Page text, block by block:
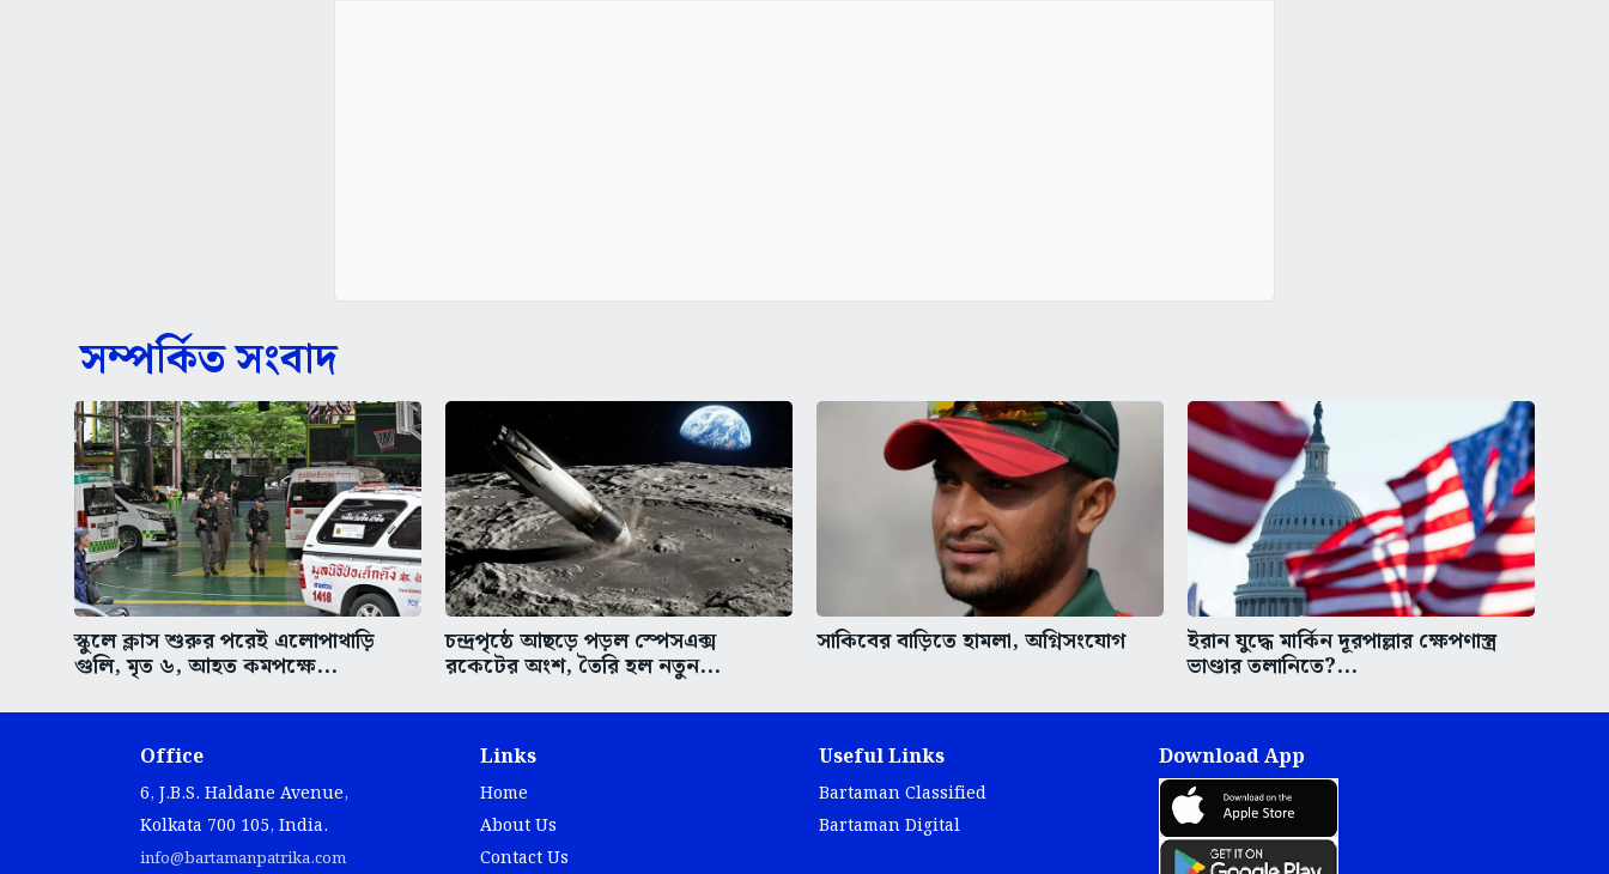
সম্পর্কিত সংবাদ
স্কুলে ক্লাস শুরুর পরেই এলোপাথাড়ি
গুলি, মৃত ৬, আহত কমপক্ষে...
চন্দ্রপৃষ্ঠে আছড়ে পড়ল স্পেসএক্স
রকেটের অংশ, তৈরি হল নতুন...
সাকিবের বাড়িতে হামলা, অগ্নিসংযোগ ইরান যুদ্ধে মার্কিন দূরপাল্লার ক্ষেপণাস্ত্র
ভাণ্ডার তলানিতে?...
Office
6, J.B.S. Haldane Avenue,
Kolkata 700 105, India.
info@bartamanpatrika.com
Links
Home
About Us
Contact Us
Useful Links
Bartaman Classified
Bartaman Digital
Download App